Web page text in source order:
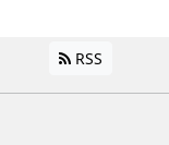
RSS